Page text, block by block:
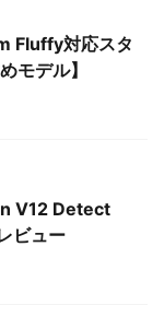
Fluffy対応スタ
モデル】
V12 Detect
ビュー